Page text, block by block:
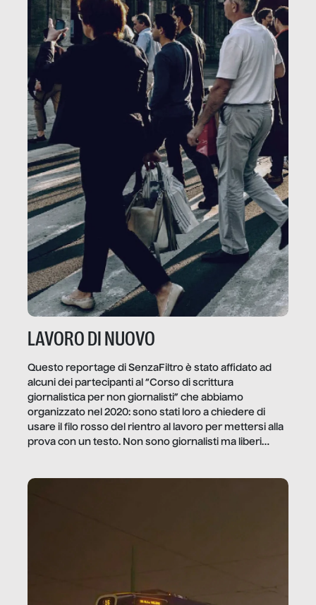
LAVORO DI NUOVO
Questo reportage di SenzaFiltro è stato affidato ad
alcuni dei partecipanti al “Corso di scrittura
giornalistica per non giornalisti” che abbiamo
organizzato nel 2020: sono stati loro a chiedere di
usare il filo rosso del rientro al lavoro per mettersi alla
prova con un testo. Non sono giornalisti ma liberi